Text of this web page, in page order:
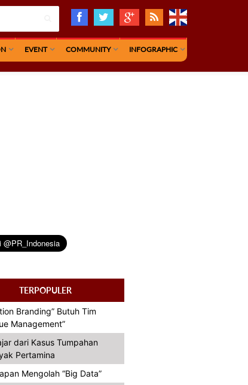
EVENT COMMUNITY INFOGRAPHIC
TERPOPULER
Branding” Butuh Tim
Management”
dari Kasus Tumpahan
Pertamina
Mengolah “Big Data”